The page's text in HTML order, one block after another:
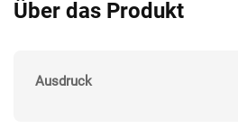
Über das Produkt
Ausdruck